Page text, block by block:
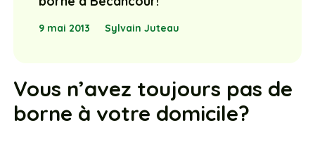
9 mai 2013 Sylvain Juteau
Vous n’avez toujours pas de
borne à votre domicile?